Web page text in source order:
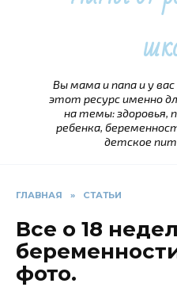
Вы мама и папа и у
этот ресурс именно
на темы: здоровья,
ребенка,
детское
ГЛАВНАЯ » СТАТЬИ
Все о 18
фото.